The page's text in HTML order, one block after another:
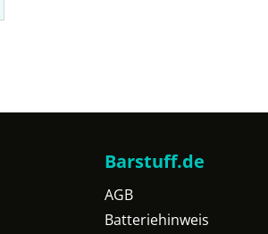
Barstuff.de
AGB
Batteriehinweis